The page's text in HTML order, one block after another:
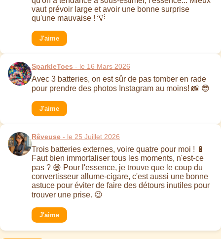
vaut prévoir large et avoir une bonne surprise
qu'une mauvaise ! 💡
J'aime
SparkleToes - le 16 Mars 2026
Avec 3 batteries, on est sûr de pas tomber en rade
pour prendre des photos Instagram au moins! 📸 😎
J'aime
Rêveuse - le 25 Juillet 2026
Trois batteries externes, voire quatre pour moi ! 🔋
Faut bien immortaliser tous les moments, n'est-ce
pas ? 😄 Pour l'essence, je trouve que le coup du
convertisseur allume-cigare, c'est aussi une bonne
astuce pour éviter de faire des détours inutiles pour
trouver une prise. 😉
J'aime